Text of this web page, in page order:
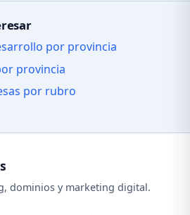
por provincia
provincia
por rubro
dominios y marketing digital.